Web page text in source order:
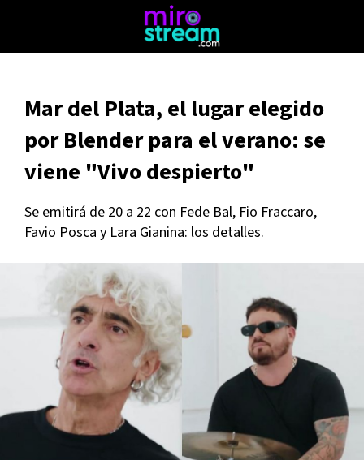
Mar del Plata, el lugar elegido
por Blender para el verano: se
viene "Vivo despierto"
Se emitirá de 20 a 22 con Fede Bal, Fio Fraccaro,
Favio Posca y Lara Gianina: los detalles.